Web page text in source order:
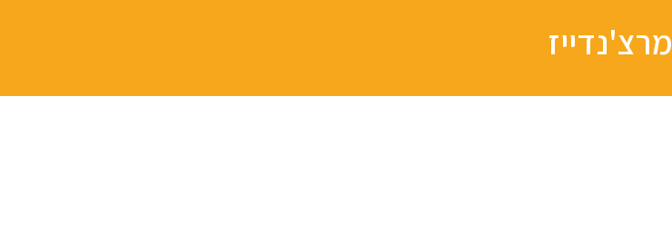
מרצ'נדייז